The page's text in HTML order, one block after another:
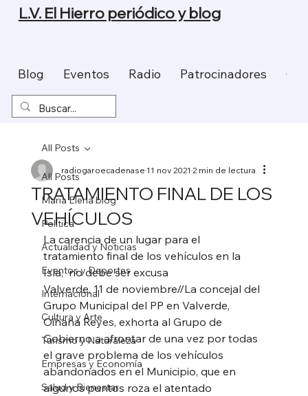
Blog Eventos Radio Patrocinadores
L.V. El Hierro periódico y blog
All Posts
Maria Elena blog
Política
Actualidad y Noticias
Eventos y Deportes
Internacional
Cultura y Arte
Turismo y Naturaleza
Empresas y Economía
Salud y Bienestar
All Posts
TRATAMIENTO FINAL DE LOS
VEHÍCULOS
radiogaroecadenase11 nov 2021 2 min de lectura
La carencia de un lugar para el
tratamiento final de los vehículos en la
Isla,  no debe ser excusa
Valverde, 11 de noviembre//La concejal del
Grupo Municipal del PP en Valverde,
Oihana Reyes, exhorta al Grupo de
Gobierno a afrontar de una vez por todas
el grave problema de los vehículos
abandonados en el Municipio, que en
algunos puntos roza el atentado